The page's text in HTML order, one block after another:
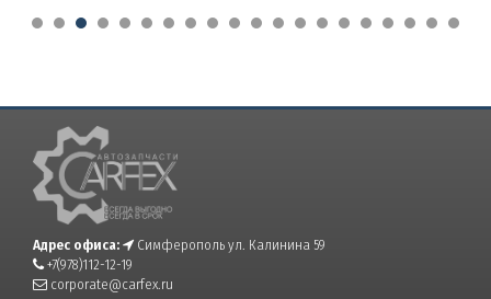
Адрес офиса:
Симферополь ул. Калинина 59
+7(978)112-12-19
corporate@carfex.ru